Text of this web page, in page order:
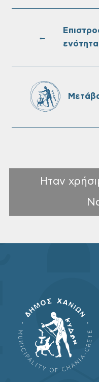
Πίνακες
Δήμου
←
ενότητα
Ηταν